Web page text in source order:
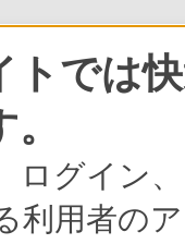
トでは
ログイン
利用者の